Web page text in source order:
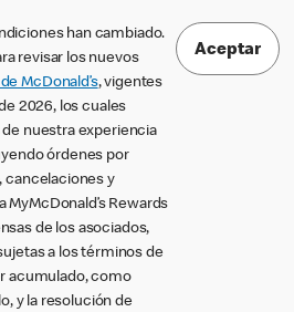
han cambiado.
revisar los nuevos
McDonald’s, vigentes
2026, los cuales
nuestra experiencia
órdenes por
cancelaciones y
Rewards
de los asociados,
a los términos de
acumulado, como
y la resolución de
Aceptar